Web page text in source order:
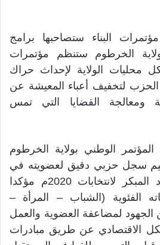
البناء ستصاحبها برامج
الخرطوم ستنظم مؤتمرات
محليات الولاية لإحداث حراك
لتخفيف أعباء المعيشة عن
ومعالجة القضايا التي تمس
الوطني بولاية الخرطوم
سجل حزبي دقيق لعضويته في
إطار ترتيباته للاستعداد المبكر لانتخابات 2020م مؤكدا
الفئوية (الشباب – المرأة –
لمضاعفة العضوية والعمل
الاقتصادي عن طريق مبادرات